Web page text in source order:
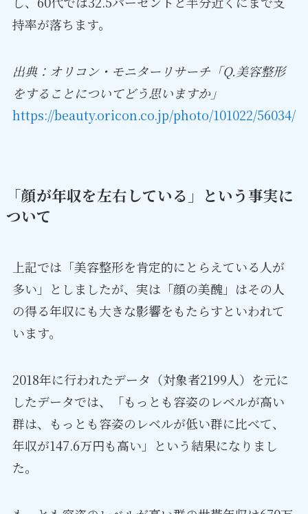
持率が落ちます。
出典：オリコン・モニターリサーチ「Q.美容整形
をすることについてどう思いますか」
https://beauty.oricon.co.jp/photo/101022/56034/
「顔が年収を左右している」という事実に
ついて
上記では「美容整形を肯定的にとらえている人が
多い」としましたが、実は「顔の美醜」はその人
の得る年収にも大きな影響をもたらすといわれて
います。
2018年に行われたデータ（対象者2199人）を元に
したデータでは、「もっとも容姿のレベルが高い
群は、もっとも容姿のレベルが低い群に比べて、
年収が147.6万円も高い」という結果になりまし
た。